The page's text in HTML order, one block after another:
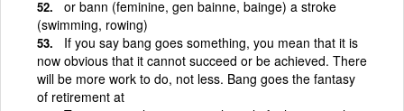
or bann (feminine, gen bainne, bainge) a stroke
(swimming, rowing)
If you say bang goes something, you mean that it is
now obvious that it cannot succeed or be achieved. There
will be more work to do, not less. Bang goes the fantasy
of retirement at